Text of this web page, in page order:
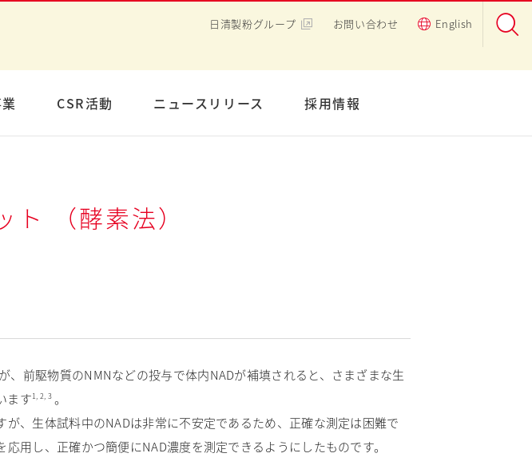
お問い合わせ English
日清製粉グループ
CSR活動 ニュースリリース 採用情報
ト （酵素法）
前駆物質のNMNなどの投与で体内NADが補填されると、さまざまな生
ます1, 2, 3 。
、生体試料中のNADは非常に不安定であるため、正確な測定は困難で
用し、正確かつ簡便にNAD濃度を測定できるようにしたものです。